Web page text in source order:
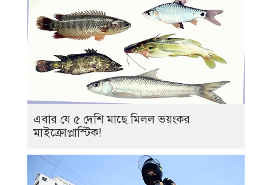
এবার যে ৫ দেশি মাছে মিলল ভয়ংকর
মাইক্রোপ্লাস্টিক!